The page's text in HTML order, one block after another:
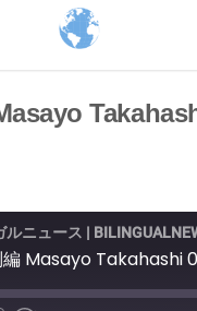
ルニュース |
Masayo Takahashi